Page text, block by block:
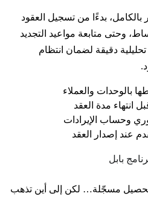
بالكامل، بدءًا من تسجيل العقود
وحتى متابعة مواعيد التجديد
دقيقة لضمان انتظام
بالوحدات والعملاء
انتهاء مدة العقد
وحساب الإيرادات
عند إصدار العقد
تحصيل مسجّلة… لكن إلى أين تذهب